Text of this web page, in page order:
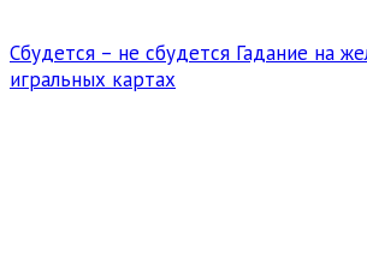
Сбудется – не сбудется Гадание на
игральных картах